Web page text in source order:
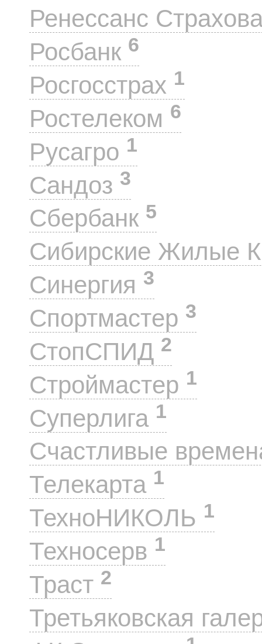
Ренессанс
Росбанк 6
Росгосстрах 1
Ростелеком 6
Русагро 1
Сандоз 3
Сбербанк 5
Сибирские Жилые
Синергия 3
Спортмастер 3
СтопСПИД 2
Строймастер 1
Суперлига 1
Счастливые
Телекарта 1
ТехноНИКОЛЬ 1
Техносерв 1
Траст 2
Третьяковская